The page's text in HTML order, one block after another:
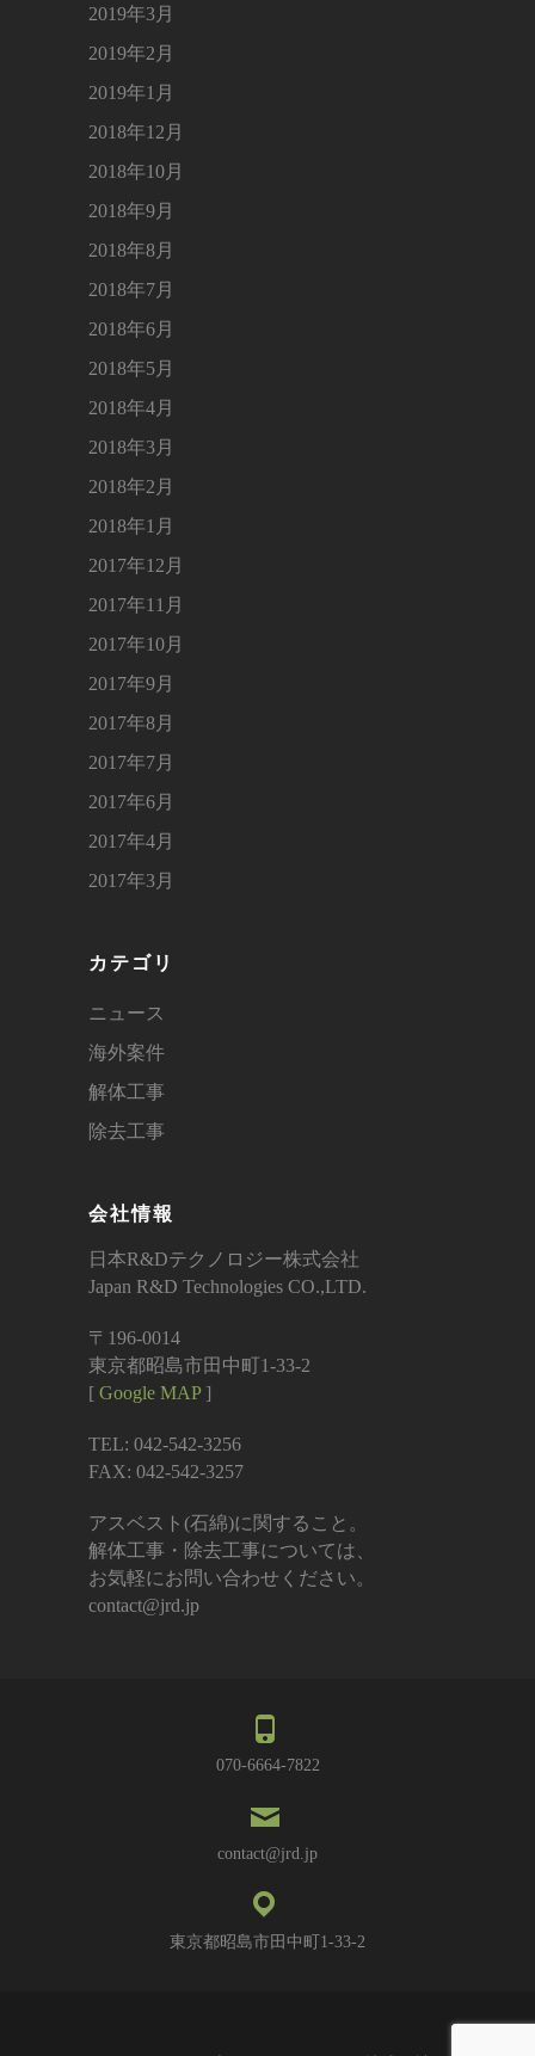
2019年3月
2019年2月
2019年1月
2018年12月
2018年10月
2018年9月
2018年8月
2018年7月
2018年6月
2018年5月
2018年4月
2018年3月
2018年2月
2018年1月
2017年12月
2017年11月
2017年10月
2017年9月
2017年8月
2017年7月
2017年6月
2017年4月
2017年3月
カテゴリ
ニュース
海外案件
解体工事
除去工事
会社情報
日本R&Dテクノロジー株式会社
Japan R&D Technologies CO.,LTD.
〒196-0014
東京都昭島市田中町1-33-2
[ Google MAP]
TEL: 042-542-3256
FAX: 042-542-3257
アスベスト(石綿)に関すること。
解体工事・除去工事については、
お気軽にお問い合わせください。
contact@jrd.jp
070-6664-7822
contact@jrd.jp
東京都昭島市田中町1-33-2